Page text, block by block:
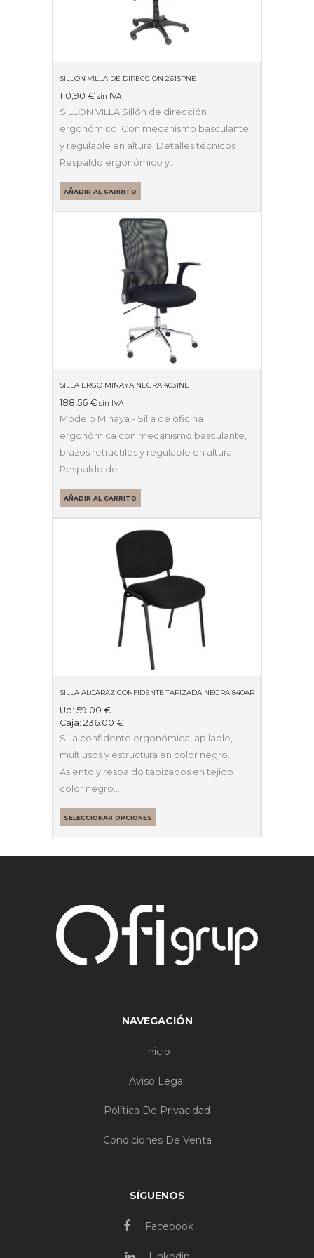
SILLON VILLA DE DIRECCION 261SPNE
110,90 € sin IVA
SILLON VILLA Sillón de dirección
ergonómico. Con mecanismo basculante
y regulable en altura. Detalles técnicos
Respaldo ergonómico y…
AÑADIR AL CARRITO
SILLA ERGO MINAYA NEGRA 4031NE
188,56 € sin IVA
Modelo Minaya - Silla de oficina
ergonómica con mecanismo basculante,
brazos retráctiles y regulable en altura.
Respaldo de…
AÑADIR AL CARRITO
SILLA ALCARAZ CONFIDENTE TAPIZADA NEGRA 840AR
Ud: 59.00 €
Caja: 236.00 €
Silla confidente ergonómica, apilable,
multiusos y estructura en color negro.
Asiento y respaldo tapizados en tejido
color negro.…
SELECCIONAR OPCIONES
NAVEGACIÓN
Inicio
Aviso Legal
Política De Privacidad
Condiciones De Venta
SÍGUENOS
Facebook